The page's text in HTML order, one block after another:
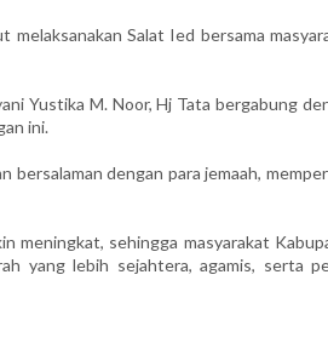
Salat Ied bersama
Yustika M. Noor, Hj Tata bergabung
ini.
bersalaman dengan para jemaah,
meningkat, sehingga masyarakat
yang lebih sejahtera, agamis, serta